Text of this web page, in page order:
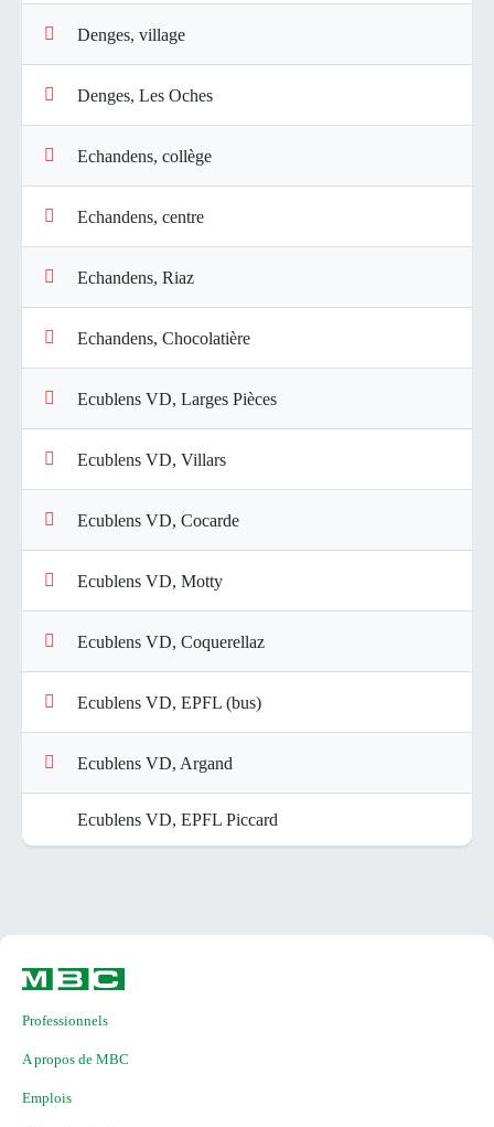
Denges, village
Denges, Les Oches
Echandens, collège
Echandens, centre
Echandens, Riaz
Echandens, Chocolatière
Ecublens VD, Larges Pièces
Ecublens VD, Villars
Ecublens VD, Cocarde
Ecublens VD, Motty
Ecublens VD, Coquerellaz
Ecublens VD, EPFL (bus)
Ecublens VD, Argand
Ecublens VD, EPFL Piccard
Professionnels
A propos de MBC
Emplois